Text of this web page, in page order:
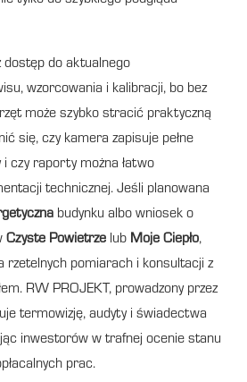
dostęp do aktualnego
wzorcowania i kalibracji, bo bez
może szybko stracić praktyczną
się, czy kamera zapisuje pełne
czy raporty można łatwo
technicznej. Jeśli planowana
budynku albo wniosek o
Czyste Powietrze lub Moje Ciepło,
rzetelnych pomiarach i konsultacji z
RW PROJEKT, prowadzony przez
termowizję, audyty i świadectwa
inwestorów w trafnej ocenie stanu
prac.